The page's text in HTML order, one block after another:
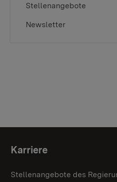
Stellenangebote
Newsletter
Karriere
Stellenangebote des